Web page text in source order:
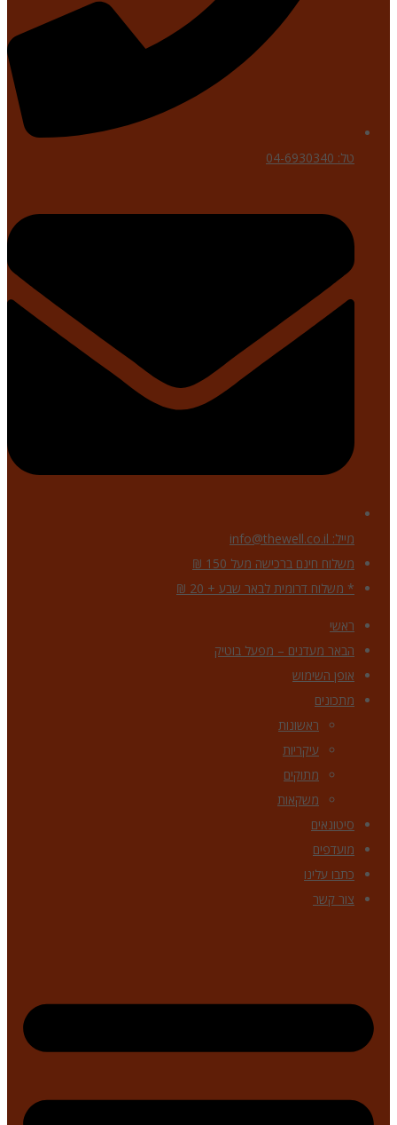
טל: 04-6930340
מייל: info@thewell.co.il
משלוח חינם ברכישה מעל 150 ₪
* משלוח דרומית לבאר שבע + 20 ₪
ראשי
הבאר מעדנים – מפעל בוטיק
אופן השימוש
מתכונים
ראשונות
עיקריות
מתוקים
משקאות
סיטונאים
מועדפים
כתבו עלינו
צור קשר